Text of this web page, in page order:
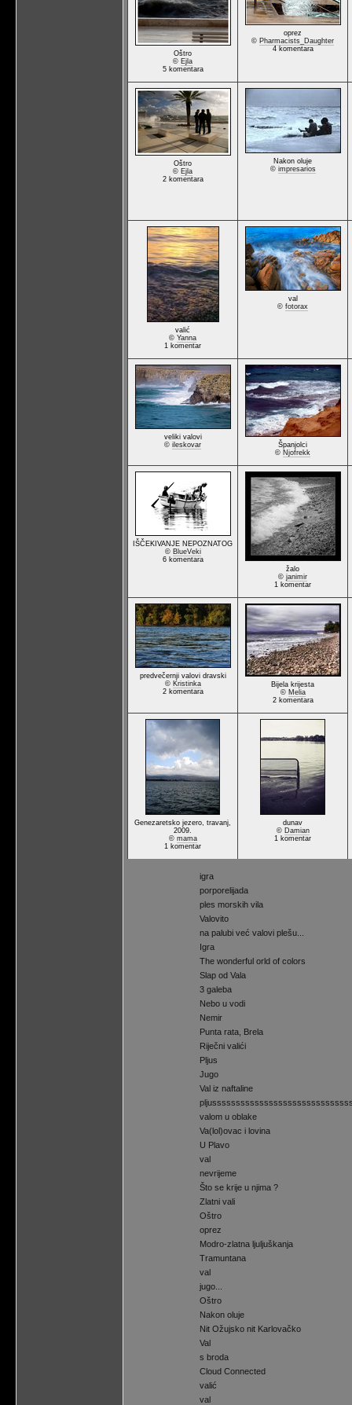
Oštro
© Ejla
5 komentara
oprez
© Pharmacists_Daughter
4 komentara
Oštro
© Ejla
2 komentara
Nakon oluje
© impresarios
valić
© Yanna
1 komentar
val
© fotorax
veliki valovi
© ileskovar
Španjolci
© Njofrekk
IŠČEKIVANJE NEPOZNATOG
© BlueVeki
6 komentara
žalo
© janimir
1 komentar
predvečernji valovi dravski
© Kristinka
2 komentara
Bijela krijesta
© Melia
2 komentara
Genezaretsko jezero, travanj,
2009.
© mama
1 komentar
dunav
© Damian
1 komentar
igra
porporelijada
ples morskih vila
Valovito
na palubi već valovi plešu...
Igra
The wonderful orld of colors
Slap od Vala
3 galeba
Nebo u vodi
Nemir
Punta rata, Brela
Riječni valići
Pljus
Jugo
Val iz naftaline
valom u oblake
Va(lol)ovac i lovina
U Plavo
val
nevrijeme
Što se krije u njima ?
Zlatni vali
Oštro
oprez
Modro-zlatna ljuljuškanja
Tramuntana
val
jugo...
Oštro
Nakon oluje
Nit Ožujsko nit Karlovačko
Val
s broda
Cloud Connected
valić
val